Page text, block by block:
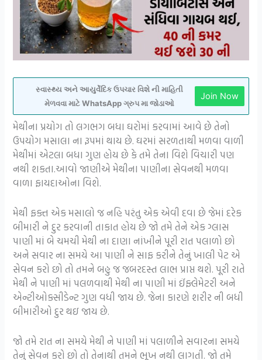
સ્વાસ્થ્ય અને આયુર્વેદિક ઉપચાર વિશે ની માહિતી
મેળવવા માટે WhatsApp ગ્રુપ મા જોડાઓ
Join Now
મેથીના પ્રયોગ તો લગભગ બધા ઘરોમાં કરવામાં આવે છે તેનો
ઉપયોગ મસાલા ના રૂપમાં થાય છે. ઘરમાં સરળતાથી મળવા વાળી
મેથીમાં એટલા બધા ગુણ હોય છે કે તમે તેના વિશે વિચારી પણ
નથી શકતા.આવો જાણીએ મેથીના પાણીના સેવનથી મળવા
વાળા ફાયદાઓના વિશે.
મેથી ફક્ત એક મસાલો જ નહિ પરંતુ એક એવી દવા છે જેમાં દરેક
બીમારી ને દુર કરવાની તાકાત હોય છે જો તમે તેને એક ગ્લાસ
પાણી માં બે ચમચી મેથી ના દાણા નાંખીને પૂરી રાત પલાળો છો
અને સવાર ના સમયે આ પાણી ને સાફ કરીને તેનું ખાલી પેટ એ
સેવન કરો છો તો તમને બહુ જ જબરદસ્ત લાભ પ્રાપ્ત થશે. પૂરી રાતે
મેથી ને પાણી માં પલળવાથી મેથી ના પાણી માં ઈંફ્લેમેટરી અને
એન્ટીઓક્સીડેન્ટ ગુણ વધી જાય છે. જેના કારણે શરીર ની બધી
બીમારીઓ દુર થઇ જાય છે.
જો તમે રાત ના સમયે મેથી ને પાણી માં પલાળીને સવારના સમયે
તેનું સેવન કરો છો તો તેનાથી તમને ભૂખ નથી લાગતી. જો તમે